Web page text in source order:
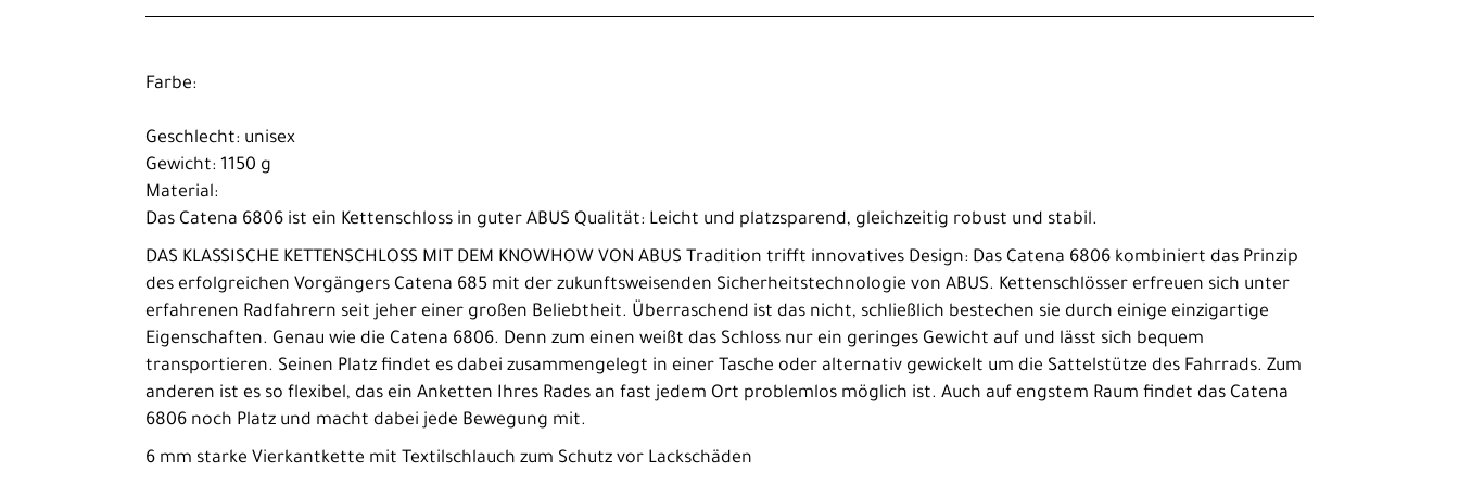
Fahrradanhänger
Handyhalterungen
Farbe:
Geschlecht: unisex
Gewicht: 1150 g
Material:
Das Catena 6806 ist ein Kettenschloss in guter ABUS Qualität: Leicht und platzsparend, gleichzeitig robust und stabil.
DAS KLASSISCHE KETTENSCHLOSS MIT DEM KNOWHOW VON ABUS Tradition trifft innovatives Design: Das Catena 6806 kombiniert das Prinzip
des erfolgreichen Vorgängers Catena 685 mit der zukunftsweisenden Sicherheitstechnologie von ABUS. Kettenschlösser erfreuen sich unter
erfahrenen Radfahrern seit jeher einer großen Beliebtheit. Überraschend ist das nicht, schließlich bestechen sie durch einige einzigartige
Eigenschaften. Genau wie die Catena 6806. Denn zum einen weißt das Schloss nur ein geringes Gewicht auf und lässt sich bequem
transportieren. Seinen Platz findet es dabei zusammengelegt in einer Tasche oder alternativ gewickelt um die Sattelstütze des Fahrrads. Zum
anderen ist es so flexibel, das ein Anketten Ihres Rades an fast jedem Ort problemlos möglich ist. Auch auf engstem Raum findet das Catena
6806 noch Platz und macht dabei jede Bewegung mit.
6 mm starke Vierkantkette mit Textilschlauch zum Schutz vor Lackschäden